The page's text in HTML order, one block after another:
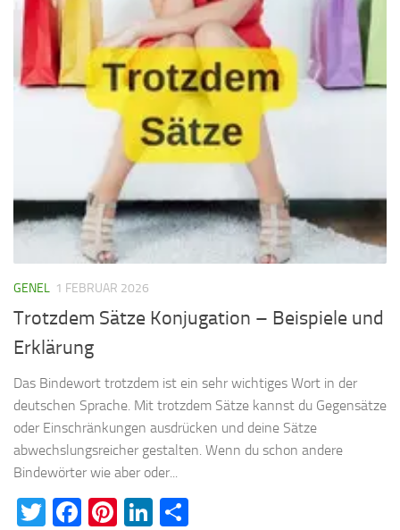
GENEL 1 FEBRUAR 2026
Trotzdem Sätze Konjugation – Beispiele und
Erklärung
Das Bindewort trotzdem ist ein sehr wichtiges Wort in der
deutschen Sprache. Mit trotzdem Sätze kannst du Gegensätze
oder Einschränkungen ausdrücken und deine Sätze
abwechslungsreicher gestalten. Wenn du schon andere
Bindewörter wie aber oder...
Twitter
Facebook
Pinterest
LinkedIn